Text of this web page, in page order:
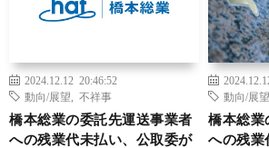
2024.12.12 20:46:52
動向/展望
不祥事
橋本総業の委託先運送事業者
への残業代未払い、公取委が
動向/展望
橋本総業
への残業